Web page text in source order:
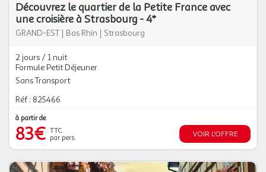
Découvrez le quartier de la Petite France avec
une croisière à Strasbourg - 4*
GRAND-EST | Bas Rhin | Strasbourg
2 jours / 1 nuit
Formule Petit Déjeuner
Sans Transport
Réf : 825466
à partir de
83€ TTC
par pers.
VOIR L'OFFRE